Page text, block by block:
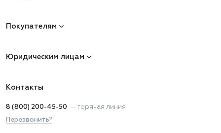
Покупателям
Юридическим лицам
Контакты
8 (800) 200-45-50 — горячая линия
Перезвонить?